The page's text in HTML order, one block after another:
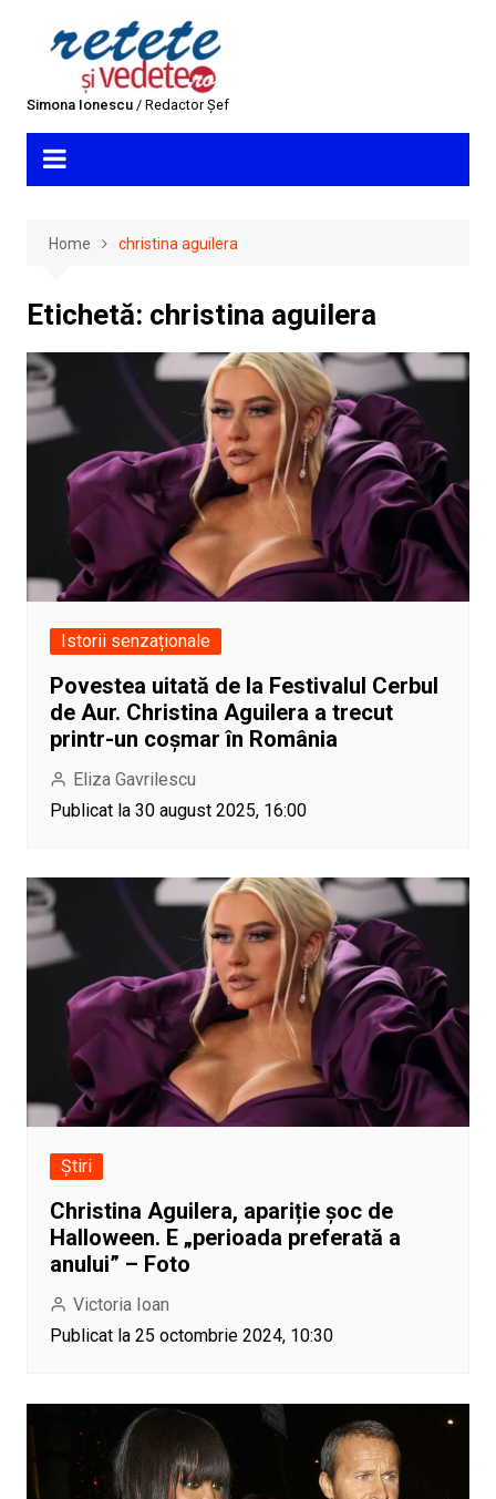
Simona Ionescu/ Redactor Șef
Home christina aguilera
Etichetă: christina aguilera
Istorii senzaționale
Povestea uitată de la Festivalul Cerbul
de Aur. Christina Aguilera a trecut
printr-un coșmar în România
Eliza Gavrilescu
Publicat la 30 august 2025, 16:00
Știri
Christina Aguilera, apariție șoc de
Halloween. E „perioada preferată a
anului” – Foto
Victoria Ioan
Publicat la 25 octombrie 2024, 10:30